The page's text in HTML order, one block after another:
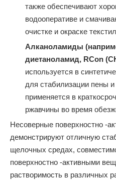
также обеспечивают
водооперативе и
очистке и окраске
Алканоламиды
диетаноламид, RCon
используется в
для стабилизации пены
применяется в
ржавчины во время
Несоверные поверхностно -
демонстрируют отличную
щелочных средах,
поверхностно -активными
растворимость в различных